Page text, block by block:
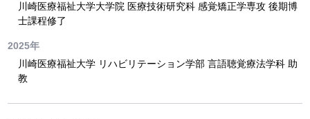
川崎医療福祉大学大学院 医療技術研究科 感覚矯正学専攻 後期博
士課程修了
2025年
川崎医療福祉大学 リハビリテーション学部 言語聴覚療法学科 助
教